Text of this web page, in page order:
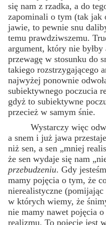
się nam z rzadka, a do
zapominali o tym (tak jak
jawie, to pewnie snu
temu prawdziwszemu.
argument, który nie
przewagę w stosunku do
takiego rozstrzygającego
najwyżej ponownie
subiektywnego poczucia
gdyż to subiektywne
przecież w samym śnie.
Wystarczy więc
a snem i już jawa
niż sen, a sen „mniej
że sen wydaje się nam
przebudzeniu. Gdy
mamy pojęcia o tym, że
nierealistyczne
w których wiemy, że
nie mamy nawet pojęcia
realizmu. To pojęcie jest